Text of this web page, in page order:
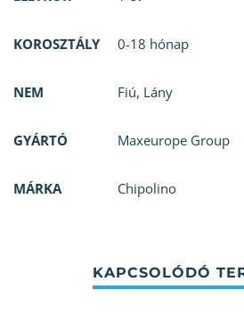
KOROSZTÁLY 0-18 hónap
NEM Fiú, Lány
GYÁRTÓ Maxeurope Group
MÁRKA Chipolino
KAPCSOLÓDÓ